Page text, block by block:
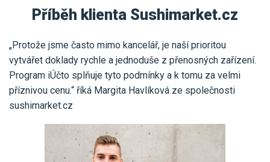
Fakturace
Přehled funkcí
Online daňová evidence
Online fakturace
Účetní služby
Příběh klienta Sushimarket.cz
„Protože jsme často mimo kancelář, je naší prioritou
vytvářet doklady rychle a jednoduše z přenosných zařízení.
Program iÚčto splňuje tyto podmínky a k tomu za velmi
příznivou cenu.“ říká Margita Havlíková ze společnosti
sushimarket.cz